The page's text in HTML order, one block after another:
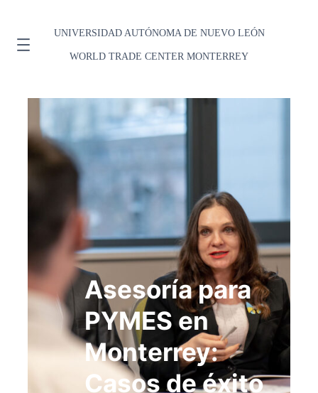
UNIVERSIDAD AUTÓNOMA DE NUEVO LEÓN
WORLD TRADE CENTER MONTERREY
Asesoría para
PYMES en
Monterrey:
Casos de éxito